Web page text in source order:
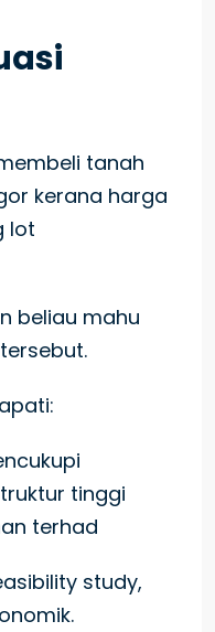
tanah
kerana harga
lot
beliau mahu
tinggi
terhad
study,